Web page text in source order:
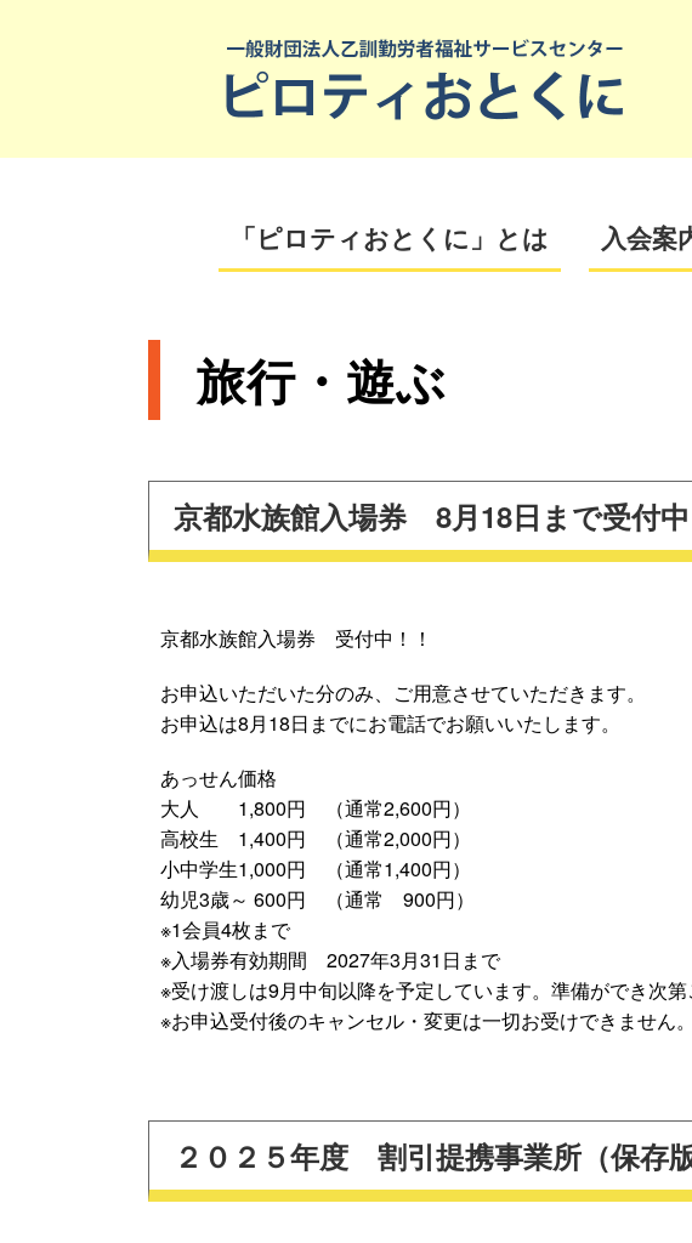
「ピロティおとくに」とは 入会案
旅行・遊ぶ
京都水族館入場券 8月18日まで受付中
京都水族館入場券 受付中！！
お申込いただいた分のみ、ご用意させていただきます。
お申込は8月18日までにお電話でお願いいたします。
あっせん価格
大人 1,800円 （通常2,600円）
高校生 1,400円 （通常2,000円）
小中学生1,000円 （通常1,400円）
幼児3歳～ 600円 （通常 900円）
※1会員4枚まで
※入場券有効期間 2027年3月31日まで
※受け渡しは9月中旬以降を予定しています。準備ができ次第
※お申込受付後のキャンセル・変更は一切お受けできません。
２０２５年度 割引提携事業所（保存版